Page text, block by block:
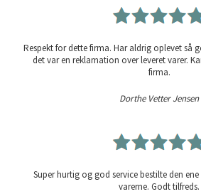
Respekt for dette firma. Har aldrig oplevet så
det var en reklamation over leveret varer.
firma.
Dorthe Vetter Jensen
Super hurtig og god service bestilte den
varerne. Godt tilfreds.